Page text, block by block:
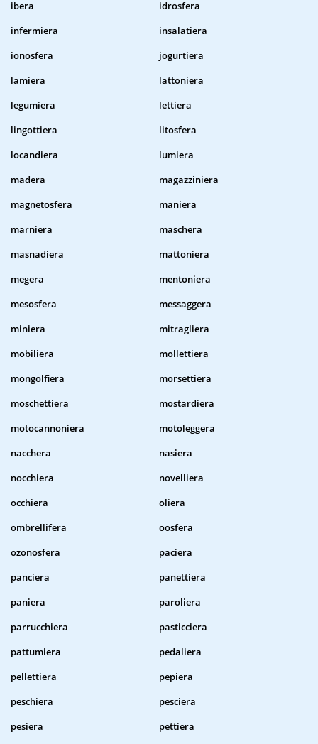
ibera
idrosfera
infermiera
insalatiera
ionosfera
jogurtiera
lamiera
lattoniera
legumiera
lettiera
lingottiera
litosfera
locandiera
lumiera
madera
magazziniera
magnetosfera
maniera
marniera
maschera
masnadiera
mattoniera
megera
mentoniera
mesosfera
messaggera
miniera
mitragliera
mobiliera
mollettiera
mongolfiera
morsettiera
moschettiera
mostardiera
motocannoniera
motoleggera
nacchera
nasiera
nocchiera
novelliera
occhiera
oliera
ombrellifera
oosfera
ozonosfera
paciera
panciera
panettiera
paniera
paroliera
parrucchiera
pasticciera
pattumiera
pedaliera
pellettiera
pepiera
peschiera
pesciera
pesiera
pettiera